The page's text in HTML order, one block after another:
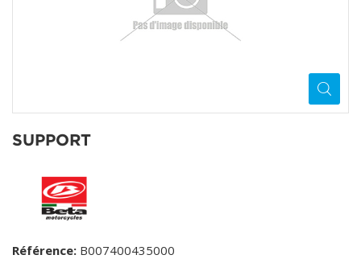
SUPPORT
Référence: B007400435000